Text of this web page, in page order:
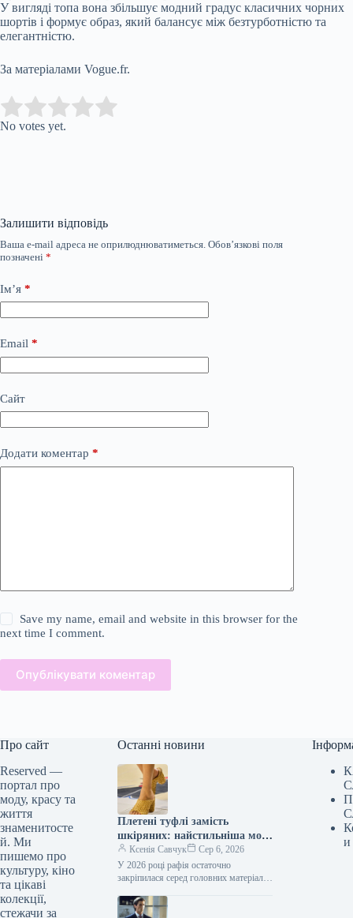
У вигляді топа вона збільшує модний градус класичних чорних
шортів і формує образ, який балансує між безтурботністю та
елегантністю.
За матеріалами Vogue.fr.
Rate this item:
No votes yet.
Залишити відповідь
Ваша e-mail адреса не оприлюднюватиметься. Обов’язкові поля
позначені *
Ім’я *
Email *
Сайт
Додати коментар *
Save my name, email and website in this browser for the
next time I comment.
Опублікувати коментар
Про сайт
Reserved —
портал про
моду, красу та
життя
знаменитосте
й. Ми
пишемо про
культуру, кіно
та цікаві
колекції,
стежачи за
Останні новини
Плетені туфлі замість
шкіряних: найстильніша мода
серпня 2026
Ксенія Савчук
Сер 6, 2026
У 2026 році рафія остаточно
закріпилася серед головних матеріалів
донедавна її асоціювали переважно з…
и